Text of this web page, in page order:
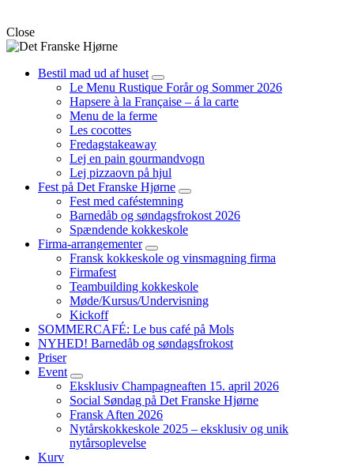
Close
Bestil mad ud af huset
Le Menu Rustique Forår og Sommer 2026
Hapsere à la Française – á la carte
Menu de la ferme
Les cocottes
Fredagstakeaway
Lej en pain gourmandvogn
Lej pizzaovn på hjul
Fest på Det Franske Hjørne
Fest med caféstemning
Barnedåb og søndagsfrokost 2026
Spændende kokkeskole
Firma-arrangementer
Fransk kokkeskole og vinsmagning firma
Firmafest
Teambuilding kokkeskole​
Møde/Kursus/Undervisning
Kickoff
SOMMERCAFÉ: Le bus café på Mols
NYHED! Barnedåb og søndagsfrokost
Priser
Event
Eksklusiv Champagneaften 15. april 2026
Social Søndag på Det Franske Hjørne
Fransk Aften 2026
Nytårskokkeskole 2025 – eksklusiv og unik
nytårsoplevelse
Kurv